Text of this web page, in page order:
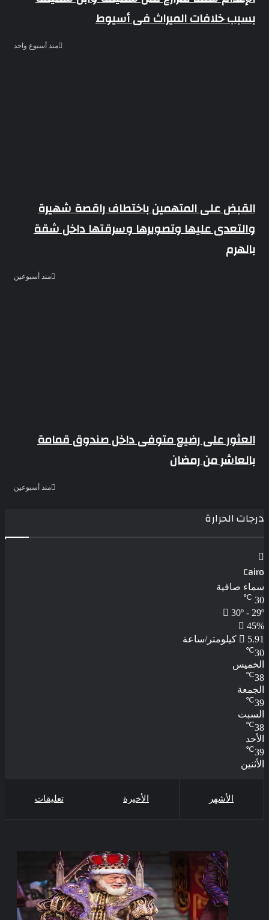
بسبب خلافات الميراث فى أسيوط
منذ أسبوع واحد
القبض على المتهمين باختطاف راقصة شهيرة
والتعدى عليها وتصويرها وسرقتها داخل شقة
بالهرم
منذ أسبوعين
العثور على رضيع متوفى داخل صندوق قمامة
بالعاشر من رمضان
منذ أسبوعين
درجات الحرارة
Cairo
سماء صافية
30
℃
30º - 29º
45%
5.91 كيلومتر/ساعة
30
℃
الخميس
38
℃
الجمعة
39
℃
السبت
38
℃
الأحد
39
℃
الأثنين
الأشهر الأخيرة تعليقات